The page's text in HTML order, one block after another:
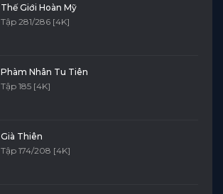
Thế Giới Hoàn Mỹ
Tập 281/286 [4K]
Phàm Nhân Tu Tiên
Tập 185 [4K]
Già Thiên
Tập 174/208 [4K]